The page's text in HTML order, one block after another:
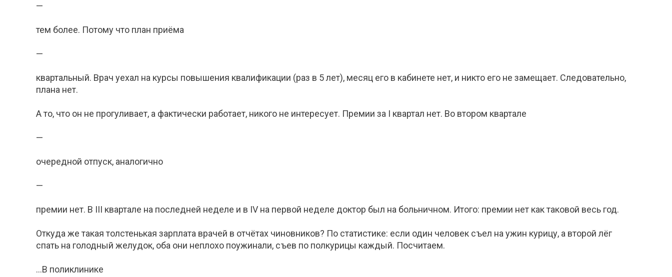
—
тем более. Потому что план приёма
—
квартальный. Врач уехал на курсы повышения квалификации (раз в 5 лет), месяц его в кабинете нет, и никто его не замещает. Следовательно,
плана нет.
А то, что он не прогуливает, а фактически работает, никого не интересует. Премии за I квартал нет. Во втором квартале
—
очередной отпуск, аналогично
—
премии нет. В III квартале на последней неделе и в IV на первой неделе доктор был на больничном. Итого: премии нет как таковой весь год.
Откуда же такая толстенькая зарплата врачей в отчётах чиновников? По статистике: если один человек съел на ужин курицу, а второй лёг
спать на голодный желудок, оба они неплохо поужинали, съев по полкурицы каждый. Посчитаем.
…В поликлинике